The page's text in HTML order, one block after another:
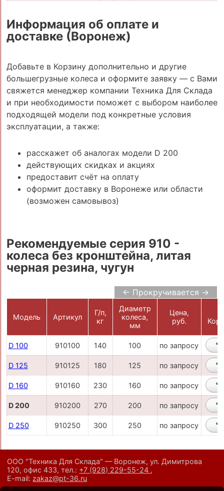
Информация об оплате и
доставке (Воронеж)
Добавьте в Корзину дополнительно и другие
большегрузные колеса и оформите заявку — с Вами
свяжется менеджер компании Техника Для Склада
и при необходимости поможет с выбором наиболее
подходящей модели под конкретные условия
эксплуатации, а также:
расскажет об аналогах модели D 200
действующих скидках и акциях
предоставит счёт на оплату
оформит доставку в Воронеже или области
(возможен самовывоз)
Рекомендуемые серия 910 -
колеса без кронштейна, литая
черная резина, чугун
← Прокручивается →
Модель Артикул
Г/п,
кг
Диаметр
колеса,
мм
Цена,
руб.
D 100 910100 140 100 по запросу
D 125 910125 180 125 по запросу
D 160 910160 230 160 по запросу
D 200 910200 270 200 по запросу
D 250 910250 300 250 по запросу
ООО "Техника Для Склада" — Воронеж, ул. Димитрова
120, офис 433,тел.: +7 (928) 229-55-24 ,
E-mail: zakaz@pt-36.ru